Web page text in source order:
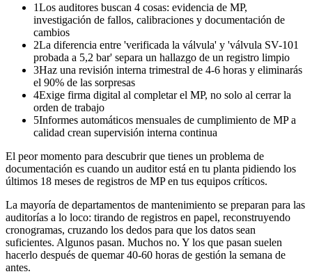
1Los auditores buscan 4 cosas: evidencia de MP,
investigación de fallos, calibraciones y documentación de
cambios
2La diferencia entre 'verificada la válvula' y 'válvula SV-101
probada a 5,2 bar' separa un hallazgo de un registro limpio
3Haz una revisión interna trimestral de 4-6 horas y eliminarás
el 90% de las sorpresas
4Exige firma digital al completar el MP, no solo al cerrar la
orden de trabajo
5Informes automáticos mensuales de cumplimiento de MP a
calidad crean supervisión interna continua
El peor momento para descubrir que tienes un problema de
documentación es cuando un auditor está en tu planta pidiendo los
últimos 18 meses de registros de MP en tus equipos críticos.
La mayoría de departamentos de mantenimiento se preparan para las
auditorías a lo loco: tirando de registros en papel, reconstruyendo
cronogramas, cruzando los dedos para que los datos sean
suficientes. Algunos pasan. Muchos no. Y los que pasan suelen
hacerlo después de quemar 40-60 horas de gestión la semana de
antes.